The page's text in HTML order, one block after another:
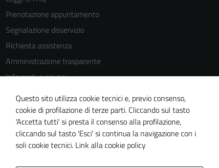
Prenotazione appuntamento
Segnalazione disservizio
Richiesta assistenza
Amministrazione trasparente
Informativa privacy
Cookie Policy
Note legali
Dichiarazione di accessibilità
Piano di miglioramento del sito
Questo sito utilizza cookie tecnici e, previo consenso,
cookie di profilazione di terze parti. Cliccando sul tasto
'Accetta tutti' si presta il consenso alla profilazione,
cliccando sul tasto 'Esci' si continua la navigazione con i
soli cookie tecnici. Link alla cookie policy
peggiore la
la fruizione
delle
funzionalità
del sito.